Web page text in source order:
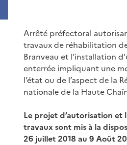
Arrêté préfectoral
travaux de réhabilitation
Branveau et l’installation
enterrée impliquant une
l’état ou de l’aspect de la
nationale de la Haute
Le projet d’autorisation et
travaux sont mis à la
26 juillet 2018 au 9 Août